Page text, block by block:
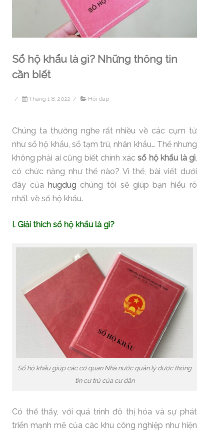
Sổ hộ khẩu là gì? Những thông tin
cần biết
/ Tháng 1 8, 2022 / Hỏi đáp
Chúng ta thường nghe rất nhiều về các cụm từ
như sổ hộ khẩu, sổ tạm trú, nhân khẩu… Thế nhưng
không phải ai cũng biết chính xácsổ hộ khẩu là gì,
có chức năng như thế nào? Vì thế, bài viết dưới
đây của hugdug chúng tôi sẽ giúp bạn hiểu rõ
nhất về sổ hộ khẩu.
I. Giải thích sổ hộ khẩu là gì?
Sổ hộ khẩu giúp các cơ quan Nhà nước quản lý được thông
tin cư trú của cư dân
Có thể thấy, với quá trình đô thị hóa và sự phát
triển mạnh mẽ của các khu công nghiệp như hiện